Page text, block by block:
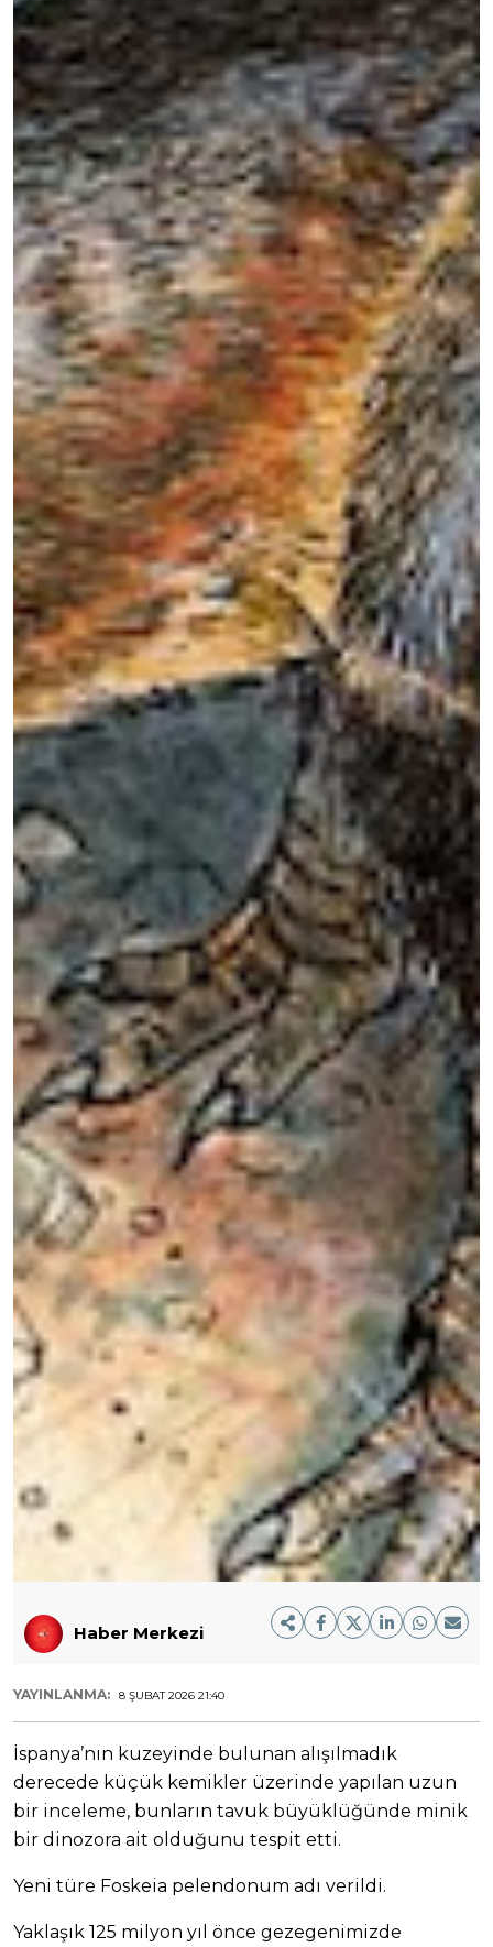
Haber Merkezi
YAYINLANMA: 8 ŞUBAT 2026 21:40
İspanya’nın kuzeyinde bulunan alışılmadık
derecede küçük kemikler üzerinde yapılan uzun
bir inceleme, bunların tavuk büyüklüğünde minik
bir dinozora ait olduğunu tespit etti.
Yeni türe Foskeia pelendonum adı verildi.
Yaklaşık 125 milyon yıl önce gezegenimizde